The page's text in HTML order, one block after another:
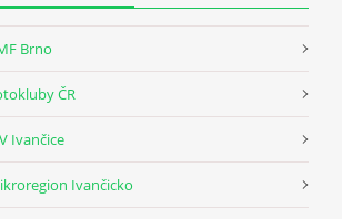
Brno
ČR
Ivančice
Ivančicko